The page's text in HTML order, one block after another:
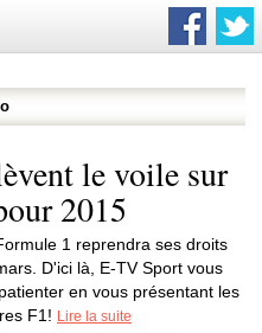
le voile sur
2015
1 reprendra ses droits
D'ici là, E-TV Sport vous
en vous présentant les
F1! Lire la suite